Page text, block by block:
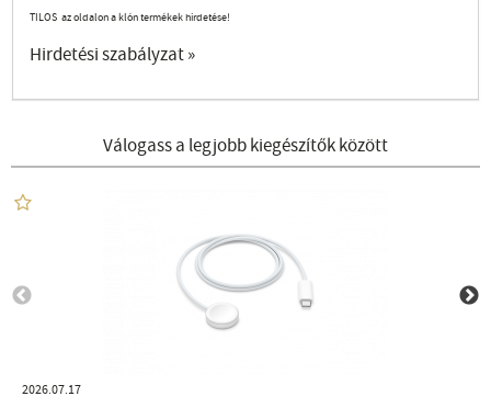
TILOS az oldalon a klón termékek hirdetése!
Hirdetési szabályzat »
Válogass a legjobb kiegészítők között
2026.07.17